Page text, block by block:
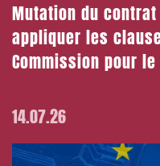
Mutation du contrat
appliquer les
Commission pour le
14.07.26